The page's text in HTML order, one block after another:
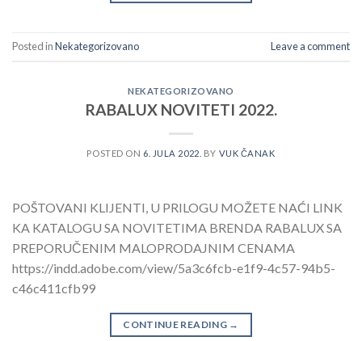
Posted inNekategorizovano Leave a comment
NEKATEGORIZOVANO
RABALUX NOVITETI 2022.
POSTED ON 6. JULA 2022. BY VUK ČANAK
POŠTOVANI KLIJENTI, U PRILOGU MOŽETE NAĆI LINK
KA KATALOGU SA NOVITETIMA BRENDA RABALUX SA
PREPORUČENIM MALOPRODAJNIM CENAMA
https://indd.adobe.com/view/5a3c6fcb-e1f9-4c57-94b5-
c46c411cfb99
CONTINUE READING →